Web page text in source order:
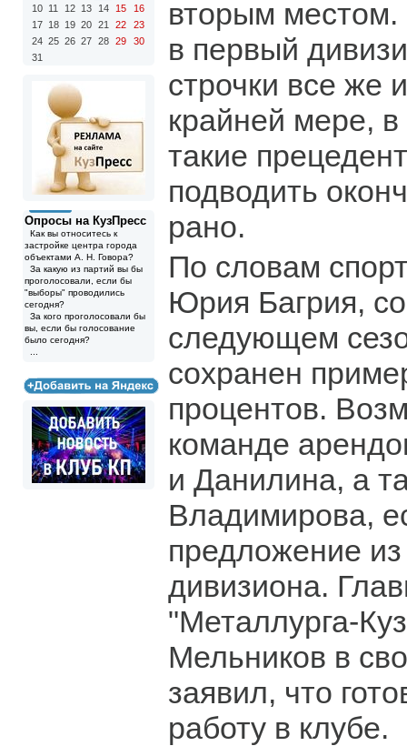
10 11 12 13 14 15
16
17 18 19 20 21 22
23
24 25 26 27 28 29
30
31
Опросы на КузПресс
Как вы относитесь к
застройке центра города
объектами А. Н. Говора?
За какую из партий вы бы
проголосовали, если бы
"выборы" проводились
сегодня?
За кого проголосовали бы
вы, если бы голосование
было сегодня?
вторым
в первый
строчки все же
крайней мере,
такие
подводить
рано.
По словам
Юрия Багрия,
следующем
сохранен
процентов.
команде
и Данилина, а
Владимирова,
предложение из
дивизиона.
"Металлурга-
Мельников в
заявил, что
работу в клубе.